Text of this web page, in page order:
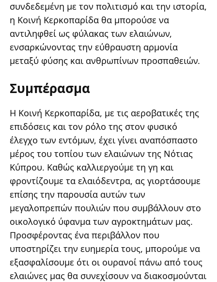
συνδεδεμένη με τον πολιτισμό και την ιστορία,
η Κοινή Κερκοπαρίδα θα μπορούσε να
αντιληφθεί ως φύλακας των ελαιώνων,
ενσαρκώνοντας την εύθραυστη αρμονία
μεταξύ φύσης και ανθρωπίνων προσπαθειών.
Συμπέρασμα
Η Κοινή Κερκοπαρίδα, με τις αεροβατικές της
επιδόσεις και τον ρόλο της στον φυσικό
έλεγχο των εντόμων, έχει γίνει αναπόσπαστο
μέρος του τοπίου των ελαιώνων της Νότιας
Κύπρου. Καθώς καλλιεργούμε τη γη και
φροντίζουμε τα ελαιόδεντρα, ας γιορτάσουμε
επίσης την παρουσία αυτών των
μεγαλοπρεπών πουλιών που συμβάλλουν στο
οικολογικό ύφανμα των αγροκτημάτων μας.
Προσφέροντας ένα περιβάλλον που
υποστηρίζει την ευημερία τους, μπορούμε να
εξασφαλίσουμε ότι οι ουρανοί πάνω από τους
ελαιώνες μας θα συνεχίσουν να διακοσμούνται